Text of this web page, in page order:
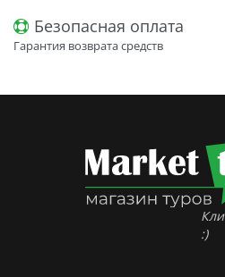
Безопасная оплата
Гарантия возврата средств
:)